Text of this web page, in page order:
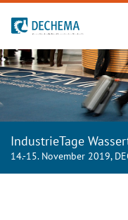
Zur Startseite
IndustrieTage
14.-15. November 2019,